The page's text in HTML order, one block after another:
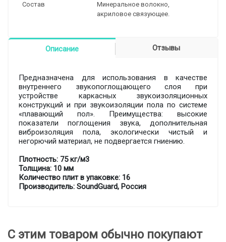
Состав
Минеральное волокно,
акриловое связующее.
Описание Отзывы
Предназначена для использования в качестве
внутреннего звукопоглощающего слоя при
устройстве каркасных звукоизоляционных
конструкций и при звукоизоляции пола по системе
«плавающий пол». Преимущества: высокие
показатели поглощения звука, дополнительная
виброизоляция пола, экологически чистый и
негорючий материал, не подвергается гниению.
Плотность: 75 кг/м3
Толщина: 10 мм
Количество плит в упаковке: 16
Производитель: SoundGuard, Россия
С этим товаром обычно покупают